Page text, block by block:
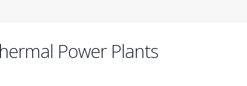
Power Plants